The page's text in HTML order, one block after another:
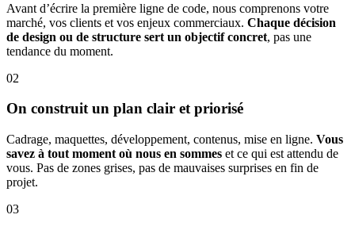
Avant d’écrire la première ligne de code, nous comprenons votre
marché, vos clients et vos enjeux commerciaux. Chaque décision
de design ou de structure sert un objectif concret, pas une
tendance du moment.
02
On construit un plan clair et priorisé
Cadrage, maquettes, développement, contenus, mise en ligne. Vous
savez à tout moment où nous en sommes et ce qui est attendu de
vous. Pas de zones grises, pas de mauvaises surprises en fin de
projet.
03